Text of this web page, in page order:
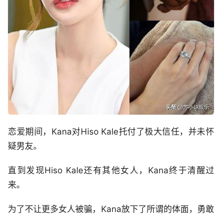
恋爱期间，Kana对Hiso Kale托付了极大信任，并未怀
疑男友。
直到发现Hiso Kale还有其他女人，Kana终于清醒过
来。
为了不让更多女人被骗，Kana放下了所谓的体面，勇敢